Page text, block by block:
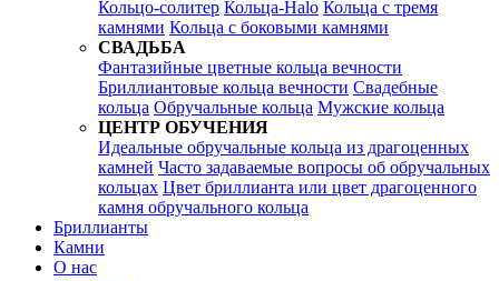
Кольцо-солитер Кольца-Halo Кольца c тремя
камнями Кольца c боковыми камнями
СВАДЬБА
Фантазийные цветные кольца вечности
Бриллиантовые кольца вечности Свадебные
кольца Обручальные кольца Мужские кольца
ЦЕНТР ОБУЧЕНИЯ
Идеальные обручальные кольца из драгоценных
камней Часто задаваемые вопросы об обручальных
кольцах Цвет бриллианта или цвет драгоценного
камня обручального кольца
Бриллианты
Камни
О нас